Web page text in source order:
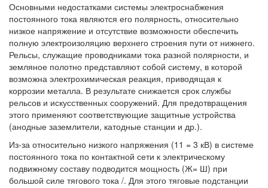
Основными недостатками системы электроснабжения
постоянного тока являются его полярность, относительно
низкое напряжение и отсутствие возможности обеспечить
полную электроизоляцию верхнего строения пути от нижнего.
Рельсы, служащие проводниками тока разной полярности, и
земляное полотно представляют собой систему, в которой
возможна электрохимическая реакция, приводящая к
коррозии металла. В результате снижается срок службы
рельсов и искусственных сооружений. Для предотвращения
этого применяют соответствующие защитные устройства
(анодные заземлители, катодные станции и др.).
Из-за относительно низкого напряжения (11 = 3 кВ) в системе
постоянного тока по контактной сети к электрическому
подвижному составу подводится мощность (Ж= Ш) при
большой силе тягового тока /. Для этого тяговые подстанции